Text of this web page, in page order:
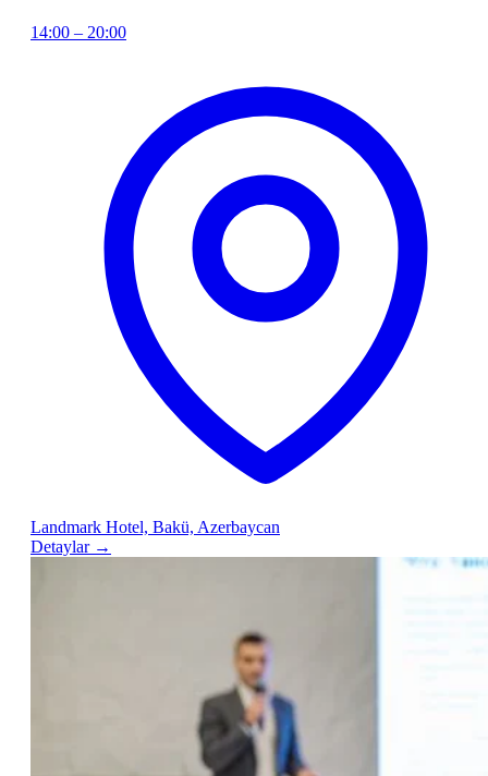
14:00 – 20:00
Landmark Hotel, Bakü, Azerbaycan
Detaylar →